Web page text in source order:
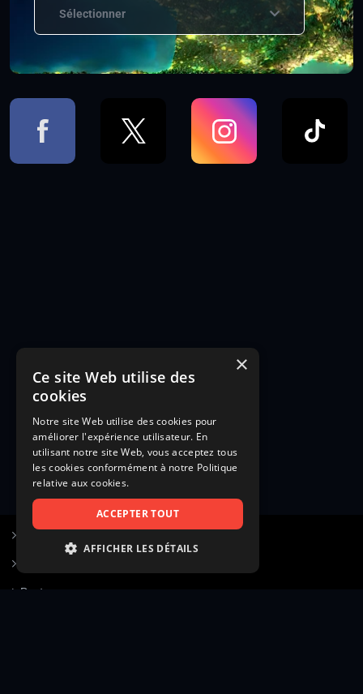
Sélectionner
Poster une annonce
×
Ce site Web utilise des
cookies
Notre site Web utilise des cookies pour
améliorer l'expérience utilisateur. En
utilisant notre site Web, vous acceptez tous
les cookies conformément à notre Politique
relative aux cookies.
ACCEPTER TOUT
AFFICHER LES DÉTAILS